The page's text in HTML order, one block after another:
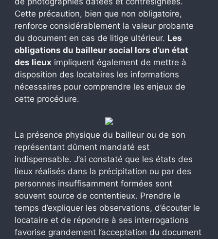
Cette précaution, bien que non obligatoire,
renforce considérablement la valeur probante
du document en cas de litige ultérieur. Les
obligations du bailleur social lors d’un état
des lieux impliquent également de mettre à
disposition des locataires les informations
nécessaires pour comprendre les enjeux de
cette procédure.
La présence physique du bailleur ou de son
représentant dûment mandaté est
indispensable. J’ai constaté que les états des
lieux réalisés dans la précipitation ou par des
personnes insuffisamment formées sont
souvent source de contentieux. Prendre le
temps d’expliquer les observations, d’écouter le
locataire et de répondre à ses interrogations
favorise grandement l’acceptation du document